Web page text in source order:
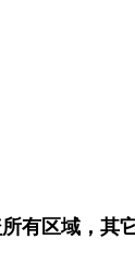
有区域，其